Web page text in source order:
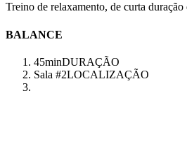
Treino de relaxamento, de curta
BALANCE
45minDURAÇÃO
Sala #2LOCALIZAÇÃO